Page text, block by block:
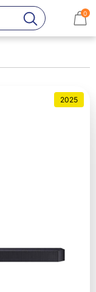
0
2025